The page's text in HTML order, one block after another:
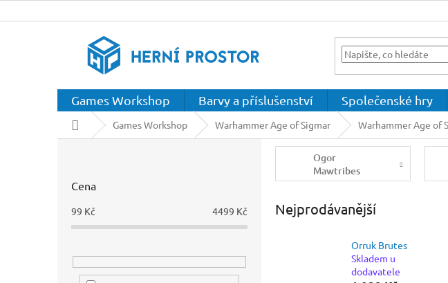
na
Games Workshop Barvy a příslušenství Společenské hry
Domů Games Workshop Warhammer Age of Sigmar Warhammer Age of
Cena
99 Kč 4499 Kč
Ogor
Mawtribes
Nejprodávanější
Orruk Brutes
Skladem u
dodavatele